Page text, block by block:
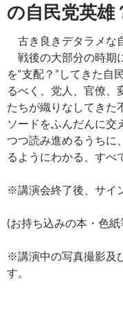
の自民党英雄
古き良きデタラメな
戦後の大部分の時期
を“支配？”してきた自
るべく、党人、官僚、
たちが織りなしてきた
ソードをふんだんに
つつ読み進めるうちに
るようにわかる、すべ
※講演会終了後、サイ
(お持ち込みの本・色
※講演中の写真撮影及
す。